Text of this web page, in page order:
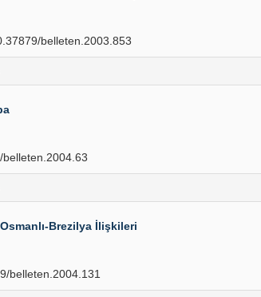
belleten.2003.853
belleten.2004.63
Brezilya İlişkileri
belleten.2004.131